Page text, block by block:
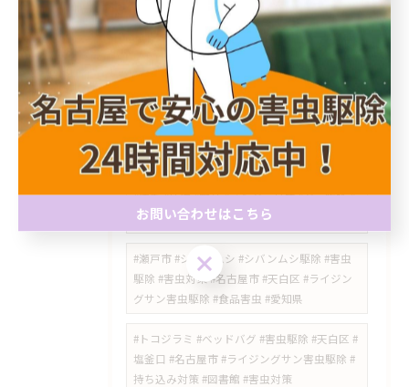
色園 #日進駅周辺 #ハチの巣駆除 #愛知県スズ
メバチ
#瑞穂区 #中山町 #瑞穂通 #佐渡町 #桜山 #桜山
駅 #瑞穂区スズメバチ #瑞穂区スズメバチ駆除
#中山町スズメバチ #瑞穂通スズメバチ #桜山
スズメバチ #ハチ駆除 #スズメバチ駆除 #瑞穂
区害虫駆除 #ライジングサン害虫駆除
#徳重 #神沢 #野並 #ノミダニ対策 #ダニ駆除 #
害虫対策 #害獣対策 #名古屋市
#瀬戸市 #シバンムシ #シバンムシ駆除 #害虫
駆除 #害虫対策 #名古屋市 #天白区 #ライジン
グサン害虫駆除 #食品害虫 #愛知県
#トコジラミ #ベッドバグ #害虫駆除 #天白区 #
塩釜口 #名古屋市 #ライジングサン害虫駆除 #
持ち込み対策 #図書館 #害虫対策
お問い合わせはこちら
お問い合わせはこちら